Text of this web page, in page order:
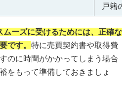
戸籍の
ムーズに受けるためには、正確な
です。 特に売買契約書や取得費
のに時間がかかってしまう場合
をもって準備しておきましょ